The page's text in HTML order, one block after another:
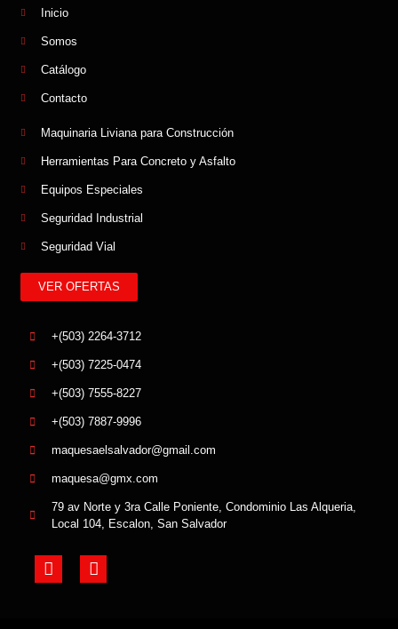
Inicio
Somos
Catálogo
Contacto
Maquinaria Liviana para Construcción
Herramientas Para Concreto y Asfalto
Equipos Especiales
Seguridad Industrial
Seguridad Vial
VER OFERTAS
+(503) 2264-3712
+(503) 7225-0474
+(503) 7555-8227
+(503) 7887-9996
maquesaelsalvador@gmail.com
maquesa@gmx.com
79 av Norte y 3ra Calle Poniente, Condominio Las Alqueria,
Local 104, Escalon, San Salvador